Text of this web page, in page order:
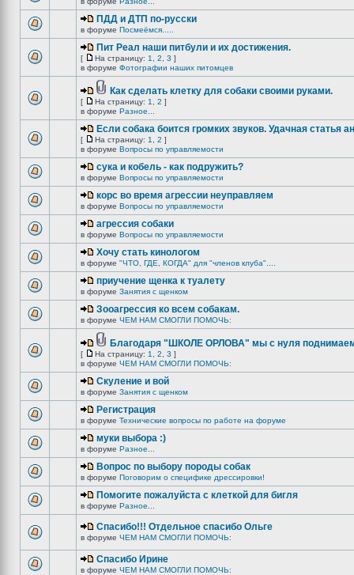
ПДД и ДТП по-русски
в форуме Посмеёмся.....
Пит Реал наши питбули и их достижения.
[ На страницу: 1 2 3 ]
в форуме Фотографии наших питомцев
Как сделать клетку для собаки своими руками.
[ На страницу: 1 2 ]
в форуме Разное...
Если собака боится громких звуков. Удачная статья
[ На страницу: 1 2 ]
в форуме Вопросы по управляемости
сука и кобель - как подружить?
в форуме Вопросы по управляемости
корс во время агрессии неуправляем
в форуме Вопросы по управляемости
агрессия собаки
в форуме Вопросы по управляемости
Хочу стать кинологом
в форуме "ЧТО, ГДЕ, КОГДА" для "членов клуба"....
приучение щенка к туалету
в форуме Занятия с щенком
Зооагрессия ко всем собакам.
в форуме ЧЕМ НАМ СМОГЛИ ПОМОЧЬ:
Благодаря "ШКОЛЕ ОРЛОВА" мы с нуля
[ На страницу: 1 2 3 ]
в форуме ЧЕМ НАМ СМОГЛИ ПОМОЧЬ:
Скуление и вой
в форуме Занятия с щенком
Регистрация
в форуме Технические вопросы по работе на форуме
муки выбора :)
в форуме Разное...
Вопрос по выбору породы собак
в форуме Поговорим о специфике дрессировки!
Помогите пожалуйста с клеткой для бигля
в форуме Разное...
Спасибо!!! Отдельное спасибо Ольге
в форуме ЧЕМ НАМ СМОГЛИ ПОМОЧЬ:
Спасибо Ирине
в форуме ЧЕМ НАМ СМОГЛИ ПОМОЧЬ: